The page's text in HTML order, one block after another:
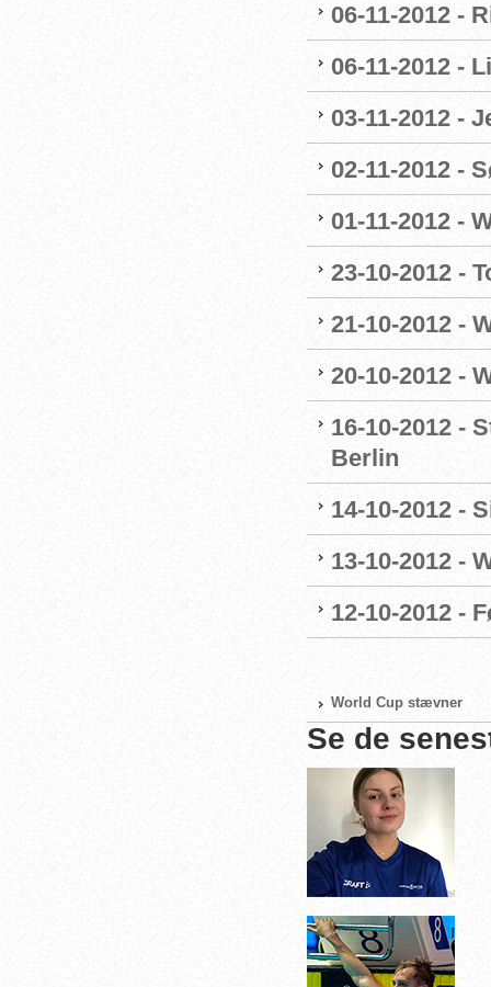
06-11-2012 -
06-11-2012 -
03-11-2012 -
02-11-2012 -
01-11-2012 -
23-10-2012 -
21-10-2012 -
20-10-2012 -
16-10-2012 -
Berlin
14-10-2012 -
13-10-2012 -
12-10-2012 -
World Cup stævner
Se de